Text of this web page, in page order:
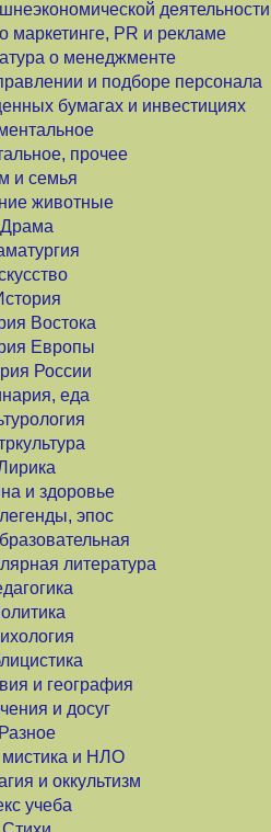
деятельности
маркетинге, PR и рекламе
о менеджменте
и подборе персонала
бумагах и инвестициях
прочее
и семья
животные
Драма
Востока
Европы
России
еда
и здоровье
эпос
литература
и география
и досуг
Разное
мистика и НЛО
и оккультизм
учеба